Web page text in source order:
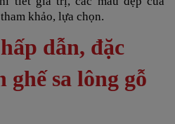
khảo, lựa chọn.
dẫn, đặc
sa lông gỗ